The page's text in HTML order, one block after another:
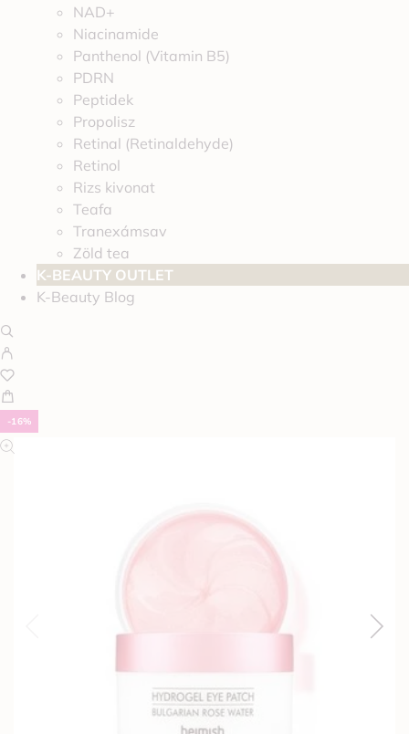
NAD+
Niacinamide
Panthenol (Vitamin B5)
PDRN
Peptidek
Propolisz
Retinal (Retinaldehyde)
Retinol
Rizs kivonat
Teafa
Tranexámsav
Zöld tea
K-BEAUTY OUTLET
K-Beauty Blog
-16%